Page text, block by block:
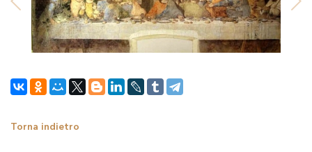
Torna indietro